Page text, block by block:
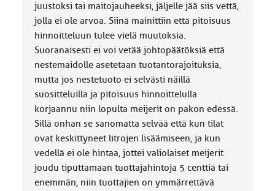
juustoksi tai maitojauheeksi, jäljelle jää siis vettä,
jolla ei ole arvoa. Siinä mainittiin että pitoisuus
hinnoitteluun tulee vielä muutoksia.
Suoranaisesti ei voi vetää johtopäätöksiä että
nestemaidolle asetetaan tuotantorajoituksia,
mutta jos nestetuoto ei selvästi näillä
suositteluilla ja pitoisuus hinnoittelulla
korjaannu niin lopulta meijerit on pakon edessä.
Sillä onhan se sanomatta selvää että kun tilat
ovat keskittyneet litrojen lisäämiseen, ja kun
vedellä ei ole hintaa, jottei valiolaiset meijerit
joudu tiputtamaan tuottajahintoja 5 centtiä tai
enemmän, niin tuottajien on ymmärrettävä